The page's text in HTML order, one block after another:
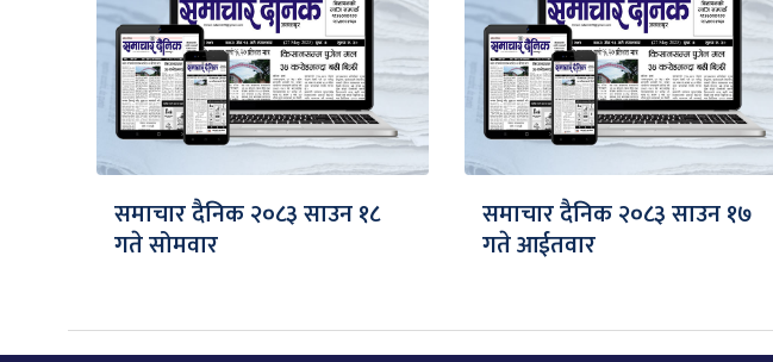
समाचार दैनिक २०८३ साउन १८
गते सोमवार
समाचार दैनिक २०८३ साउन १७
गते आईतवार